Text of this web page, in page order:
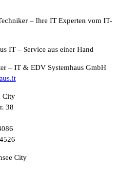
– Ihre IT Experten vom IT-
IT – Service aus einer Hand
– IT & EDV Systemhaus GmbH
City
38
City